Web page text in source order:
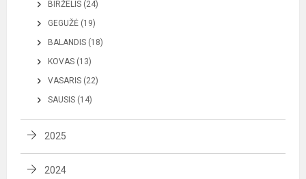
BIRŽELIS (24)
GEGUŽĖ (19)
BALANDIS (18)
KOVAS (13)
VASARIS (22)
SAUSIS (14)
2025
2024